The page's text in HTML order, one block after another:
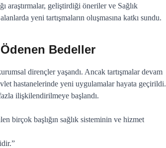
araştırmalar, geliştirdiği öneriler ve Sağlık
yeni tartışmaların oluşmasına katkı sundu.
Bedeller
dirençler yaşandı. Ancak tartışmalar devam
hastanelerinde yeni uygulamalar hayata geçirildi.
ilişkilendirilmeye başlandı.
birçok başlığın sağlık sisteminin ve hizmet